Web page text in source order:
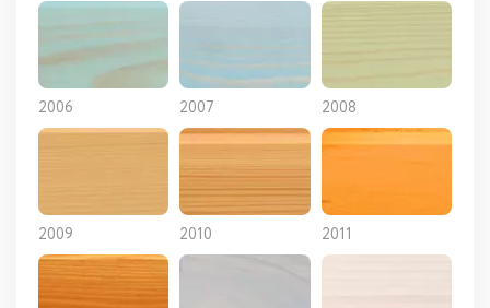
2006 2007 2008
2009 2010 2011